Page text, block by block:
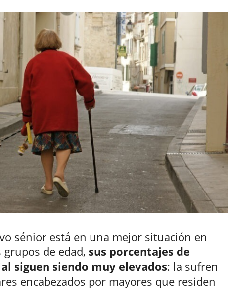
sénior está en una mejor situación en
de edad, sus porcentajes de
siguen siendo muy elevados: la sufren
encabezados por mayores que residen